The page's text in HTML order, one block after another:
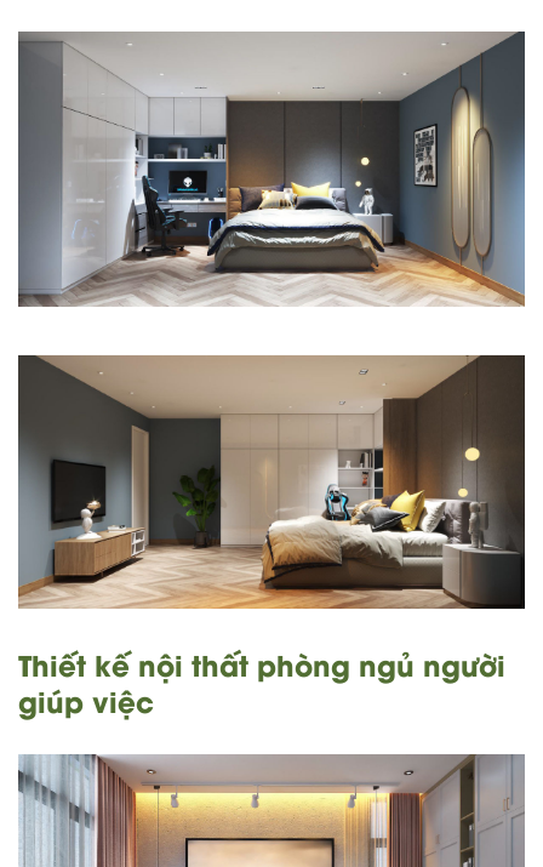
Thiết kế nội thất phòng ngủ người
giúp việc